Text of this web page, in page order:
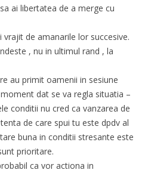
ai libertatea de a merge cu
de amanarile lor succesive.
, nu in ultimul rand , la
au primit oamenii in sesiune
dat se va regla situatia –
conditii nu cred ca vanzarea de
de care spui tu este dpdv al
buna in conditii stresante este
prioritare.
ca vor actiona in